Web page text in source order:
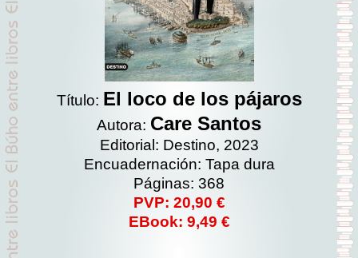
Título: El loco de los pájaros
Autora: Care Santos
Editorial: Destino, 2023
Encuadernación: Tapa dura
Páginas: 368
PVP: 20,90 €
EBook: 9,49 €